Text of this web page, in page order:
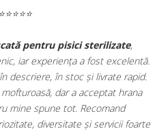
⭐⭐⭐⭐⭐
că peehranaanimale.rogăsesc
dinfarmacia veterinară:
și soluții de îngrijire. Este foarte
tot ce am nevoie pentru animalul
a fost rapidă, iar produsele au
serios, bine organizat și foarte